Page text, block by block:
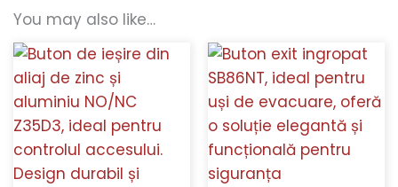
You may also like…